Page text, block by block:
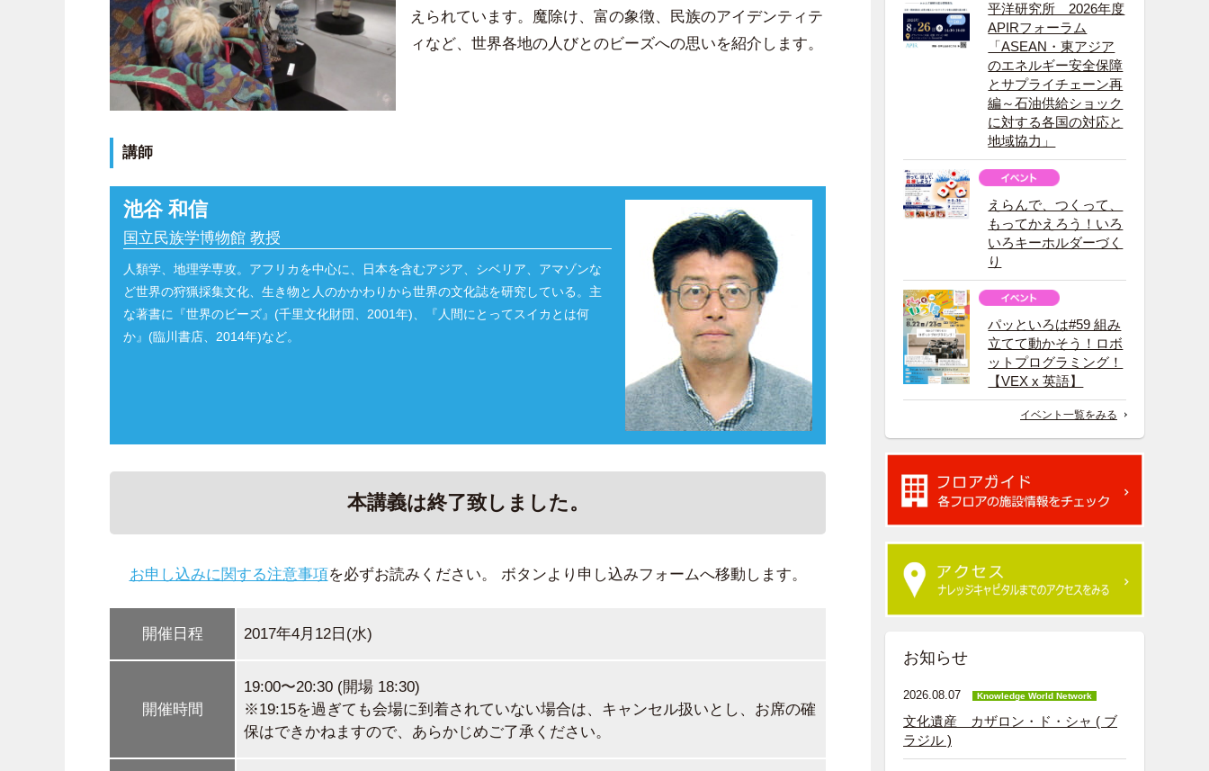
えられています。魔除け、富の象徴、民族のアイデンティテ
ィなど、世界各地の人びとのビーズへの思いを紹介します。
講師
池谷 和信
国立民族学博物館 教授
人類学、地理学専攻。アフリカを中心に、日本を含むアジア、シベリア、アマゾンな
ど世界の狩猟採集文化、生き物と人のかかわりから世界の文化誌を研究している。主
な著書に『世界のビーズ』(千里文化財団、2001年)、『人間にとってスイカとは何
か』(臨川書店、2014年)など。
本講義は終了致しました。
お申し込みに関する注意事項を必ずお読みください。 ボタンより申し込みフォームへ移動します。
開催日程 2017年4月12日(水)
開催時間
19:00〜20:30 (開場 18:30)
※19:15を過ぎても会場に到着されていない場合は、キャンセル扱いとし、お席の確
保はできかねますので、あらかじめご了承ください。
平洋研究所 2026年度
APIRフォーラム
「ASEAN・東アジア
のエネルギー安全保障
とサプライチェーン再
編～石油供給ショック
に対する各国の対応と
地域協力」
えらんで、つくって、
もってかえろう！いろ
いろキーホルダーづく
り
パッといろは#59 組み
立てて動かそう！ロボ
ットプログラミング！
【VEX x 英語】
イベント一覧をみる
お知らせ
2026.08.07 Knowledge World Network
文化遺産 カザロン・ド・シャ ( ブ
ラジル )